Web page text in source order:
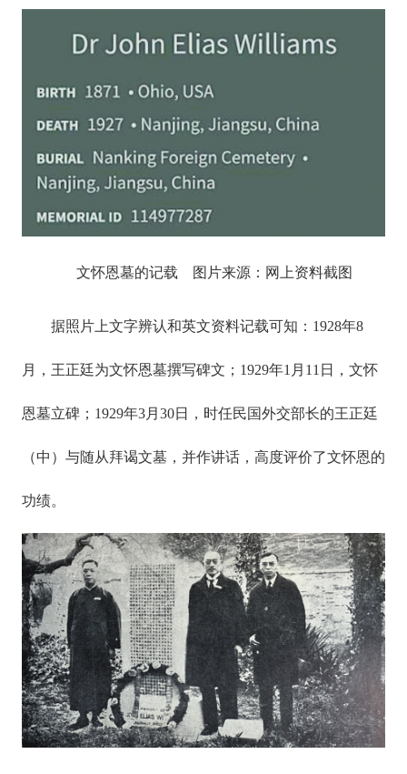
文怀恩墓的记载 图片来源：网上资料截图
据照片上文字辨认和英文资料记载可知：1928年8
月，王正廷为文怀恩墓撰写碑文；1929年1月11日，文怀
恩墓立碑；1929年3月30日，时任民国外交部长的王正廷
（中）与随从拜谒文墓，并作讲话，高度评价了文怀恩的
功绩。